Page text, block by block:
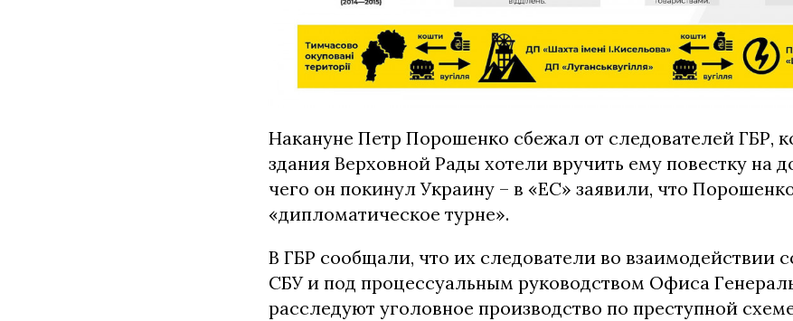
Накануне Петр Порошенко сбежал от следователей ГБР,
здания Верховной Рады хотели вручить ему повестку на
чего он покинул Украину – в «ЕС» заявили, что
«дипломатическое турне».
В ГБР сообщали, что их следователи во взаимодействии
СБУ и под процессуальным руководством Офиса
расследуют уголовное производство по преступной